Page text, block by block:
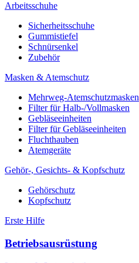
Arbeitsschuhe
Sicherheitsschuhe
Gummistiefel
Schnürsenkel
Zubehör
Masken & Atemschutz
Mehrweg-Atemschutzmasken
Filter für Halb-/Vollmasken
Gebläseeinheiten
Filter für Gebläseeinheiten
Fluchthauben
Atemgeräte
Gehör-, Gesichts- & Kopfschutz
Gehörschutz
Kopfschutz
Erste Hilfe
Betriebsausrüstung